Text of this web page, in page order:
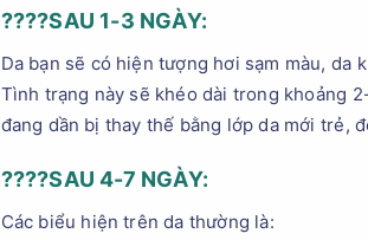
????SAU 1-3 NGÀY:
Da bạn sẽ có hiện tượng hơi sạm màu,
Tình trạng này sẽ khéo dài trong khoảng
đang dần bị thay thế bằng lớp da mới trẻ,
????SAU 4-7 NGÀY:
Các biểu hiện trên da thường là: